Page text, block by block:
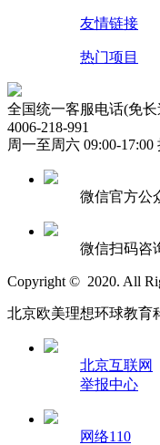
友情链接
热门项目
全国统一客服电话(免
4006-218-991
周一至周六 09:00-17:00
微信官方公
微信扫码咨
Copyright © 2020. All
北京欧美理想环球教育
北京互联网
举报中心
网络110